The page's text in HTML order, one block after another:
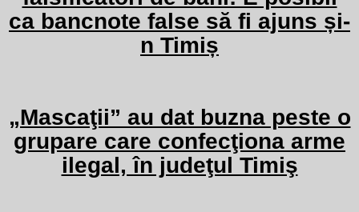
ca bancnote false să fi ajuns și-
n Timiș
„Mascaţii” au dat buzna peste o
grupare care confecţiona arme
ilegal, în judeţul Timiş